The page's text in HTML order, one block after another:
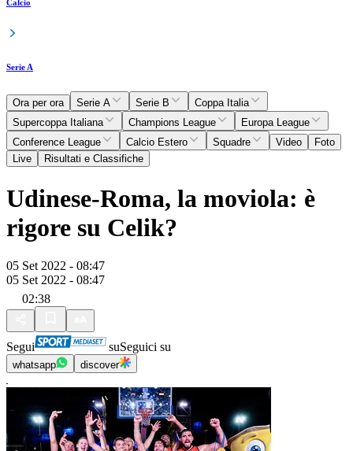
Calcio
Serie A
Ora per ora Serie A Serie B
Coppa Italia
Supercoppa Italiana
Champions League
Europa League
Conference League
Calcio Estero Squadre Video
Foto
Live
Risultati e Classifiche
Udinese-Roma, la moviola: è
rigore su Celik?
05 Set 2022 - 08:47
05 Set 2022 - 08:47
02:38
Segui suSeguici su
whatsapp discover